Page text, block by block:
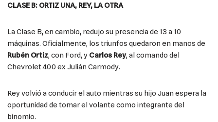
CLASE B: ORTIZ UNA, REY, LA OTRA
La Clase B, en cambio, redujo su presencia de 13 a 10
máquinas. Oficialmente, los triunfos quedaron en manos de
Rubén Ortiz, con Ford, y Carlos Rey, al comando del
Chevrolet 400 ex Julián Carmody.
Rey volvió a conducir el auto mientras su hijo Juan espera la
oportunidad de tomar el volante como integrante del
binomio.